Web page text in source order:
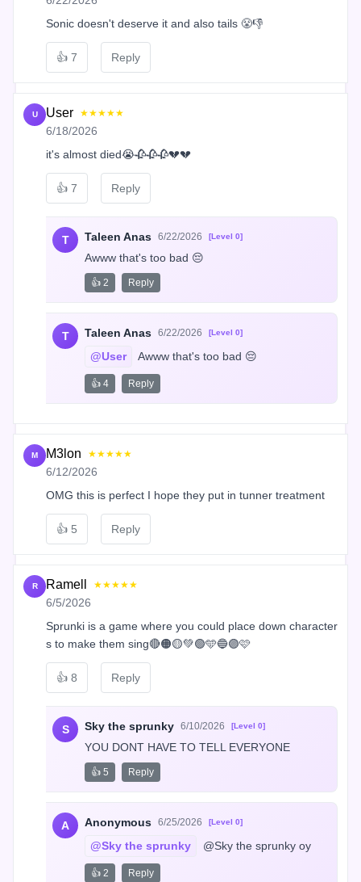
Sonic doesn't deserve it and also tails 😤👎
👍 7 Reply
U User ★★★★★
6/18/2026
it's almost died😭🥀🥀🥀💔💔
👍 7 Reply
T Taleen Anas 6/22/2026 [Level 0]
Awww that's too bad 😔
👍 2 Reply
T Taleen Anas 6/22/2026 [Level 0]
@User Awww that's too bad 😔
👍 4 Reply
M M3lon ★★★★★
6/12/2026
OMG this is perfect I hope they put in tunner treatment
👍 5 Reply
R Ramell ★★★★★
6/5/2026
Sprunki is a game where you could place down character
s to make them sing🔴🟠🟡💚🟢🩵🔵🟣🩷
👍 8 Reply
S Sky the sprunky 6/10/2026 [Level 0]
YOU DONT HAVE TO TELL EVERYONE
👍 5 Reply
A Anonymous 6/25/2026 [Level 0]
@Sky the sprunky @Sky the sprunky oy
👍 2 Reply